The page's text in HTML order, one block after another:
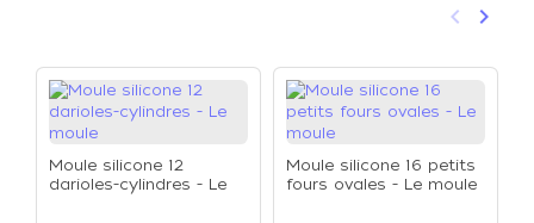
Précédent
keyboard_arrow_left keyboard_arrow_right
Moule silicone 12
darioles-cylindres - Le
Moule silicone 16 petits
fours ovales - Le moule